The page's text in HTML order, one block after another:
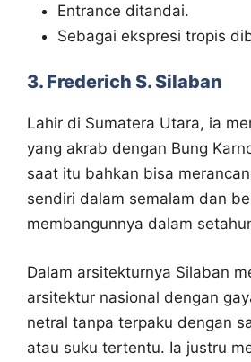
Entrance ditandai.
Sebagai ekspresi tropis
3. Frederich S. Silaban
Lahir di Sumatera Utara, ia
yang akrab dengan Bung
saat itu bahkan bisa
sendiri dalam semalam dan
membangunnya dalam
Dalam arsitekturnya Silaban
arsitektur nasional dengan
netral tanpa terpaku dengan
atau suku tertentu. Ia justru